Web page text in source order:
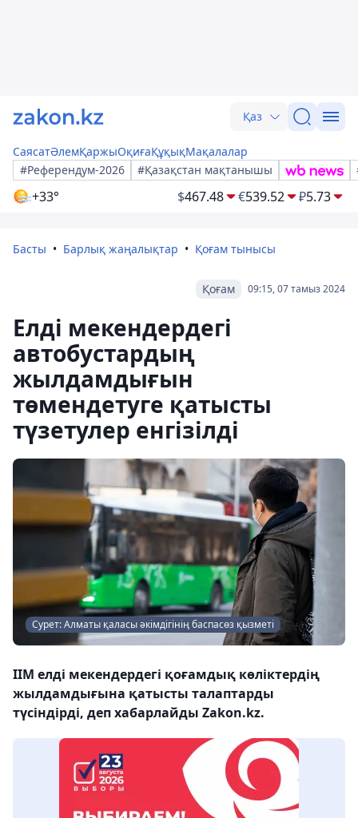
Қаз
СаясатӘлемҚаржыОқиғаҚұқықМақалалар
#Референдум-2026
#Қазақстан мақтанышы
+33° $467.48 €539.52 ₽5.73
Басты Барлық жаңалықтар Қоғам тынысы
09:15, 07 тамыз 2024
Қоғам
Елді мекендердегі
автобустардың
жылдамдығын
төмендетуге қатысты
түзетулер енгізілді
Сурет: Алматы қаласы әкімдігінің баспасөз қызметі
ІІМ елді мекендердегі қоғамдық көліктердің
жылдамдығына қатысты талаптарды
түсіндірді, деп хабарлайды Zakon.kz.